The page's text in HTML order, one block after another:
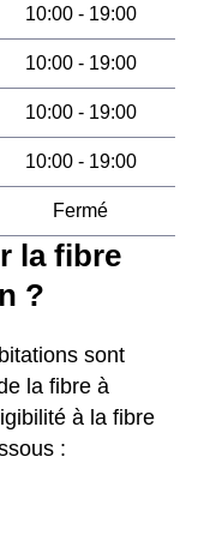
10:00 - 19:00
10:00 - 19:00
10:00 - 19:00
10:00 - 19:00
Fermé
la fibre
?
sont
la fibre à
à la fibre
: